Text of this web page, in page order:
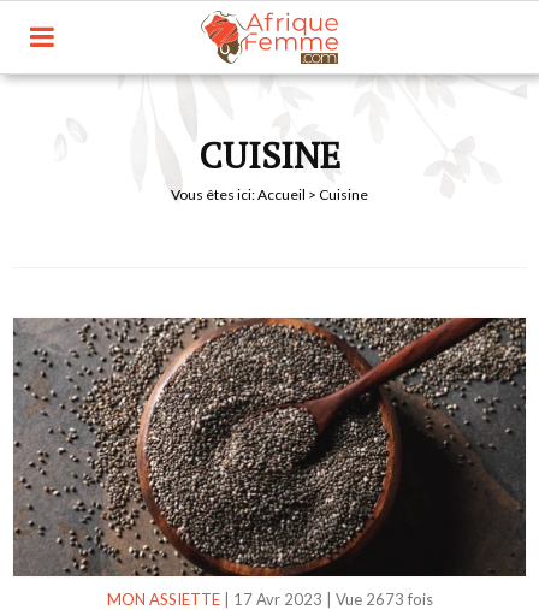
CUISINE
Vous êtes ici:Accueil > Cuisine
MON ASSIETTE| 17 Avr 2023 Vue 2673 fois